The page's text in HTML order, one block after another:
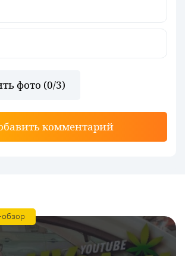
фото (0/3)
комментарий